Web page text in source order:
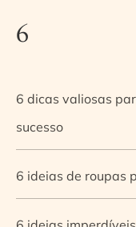
6
6 dicas valiosas
sucesso
6 ideias de roupas